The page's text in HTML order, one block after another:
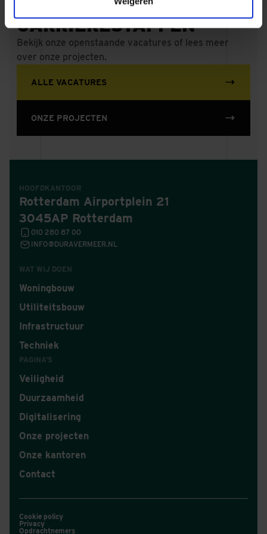
CARRIÈRESTAPPEN
Bekijk onze openstaande vacatures of lees meer
over onze projecten.
ALLE VACATURES
ONZE PROJECTEN
WAT WIJ DOEN
Woningbouw
Utiliteitsbouw
Infrastructuur
Techniek
PAGINA'S
Veiligheid
Duurzaamheid
Digitalisering
Onze projecten
Onze kantoren
Contact
HOOFDKANTOOR
Rotterdam Airportplein 21
3045AP Rotterdam
010 280 87 00
INFO@DURAVERMEER.NL
Cookie policy
Privacy
Opdrachtnemers